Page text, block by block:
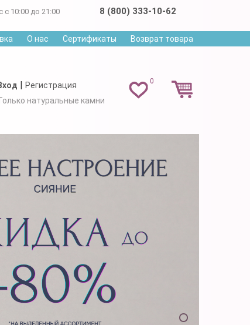
с 10:00 до 21:00 8 (800) 333-10-62
О нас Сертификаты Возврат товара
0
| Регистрация
натуральные камни